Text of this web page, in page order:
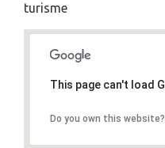
turisme
This page can't load
Do you own this website?